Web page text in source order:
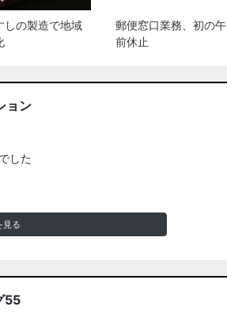
しの製造で地域
郵便窓口業務、初の午
前休止
ョン
した
見る
55